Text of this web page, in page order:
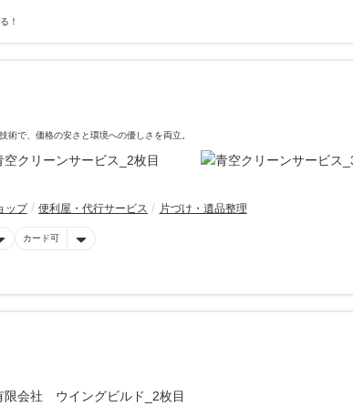
！
で、価格の安さと環境への優しさを両立。
ップ 便利屋・代行サービス 片づけ・遺品整理
カード可